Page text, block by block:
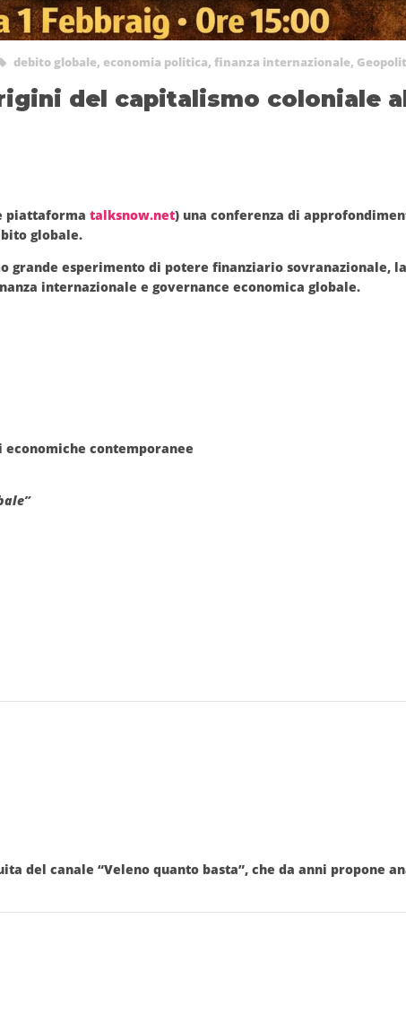
debito globale, economia politica, finanza internazionale,
del capitalismo coloniale
piattaforma talksnow.net) una conferenza di
globale.
grande esperimento di potere finanziario sovranazionale,
internazionale e governance economica globale.
contemporanee
del canale “Veleno quanto basta”, che da anni propone